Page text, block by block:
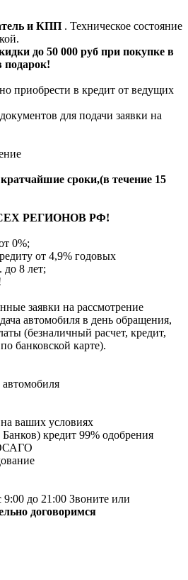
и КПП . Техническое состояние
до 50 000 руб при покупке в
подарок!
приобрести в кредит от ведущих
для подачи заявки на
сроки,(в течение 15
РЕГИОНОВ РФ!
0%;
от 4,9% годовых
до 8 лет;
заявки на рассмотрение
автомобиля в день обращения,
(безналичный расчет, кредит,
банковской карте).
ваших условиях
кредит 99% одобрения
до 21:00 Звоните или
договоримся